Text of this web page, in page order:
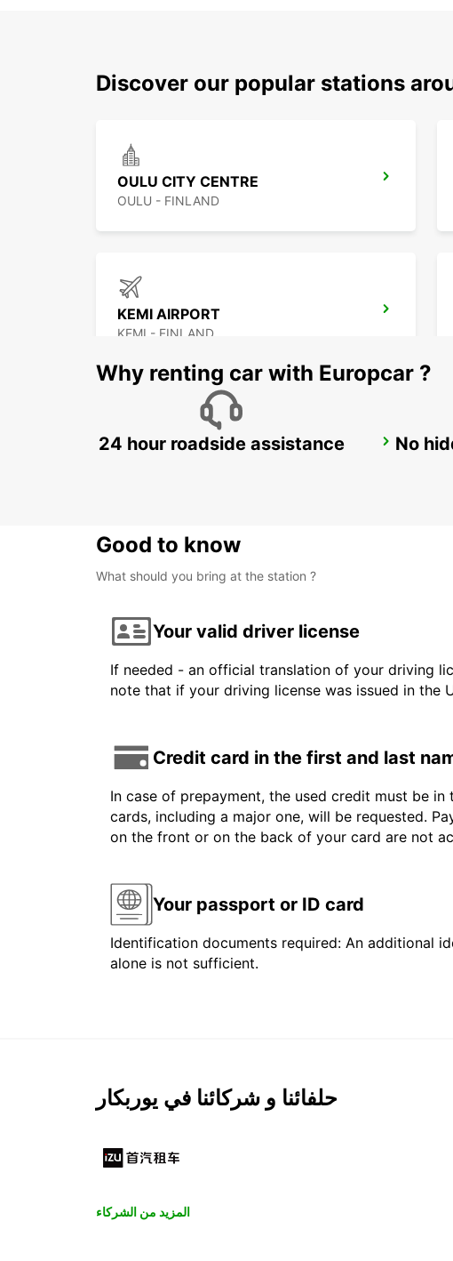
Discover our popular stations
OULU CITY CENTRE
OULU - FINLAND
KEMI AIRPORT
KEMI - FINLAND
KAJAANI CITY
Why renting car with Europcar ?
24 hour roadside assistance No
Good to know
What should you bring at the station ?
Your valid driver license
If needed - an official translation of your driving
note that if your driving license was issued in the
Credit card in the first and last
In case of prepayment, the used credit must be
cards, including a major one, will be requested.
on the front or on the back of your card are not
Your passport or ID card
Identification documents required: An additional
alone is not sufficient.
حلفائنا و شركائنا في يوربكار
المزيد من الشركاء